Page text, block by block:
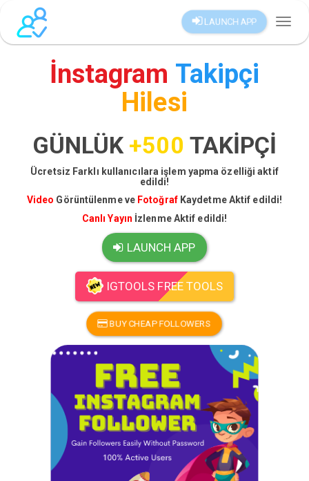
LAUNCH APP
İnstagram Takipçi
Hilesi
GÜNLÜK +500 TAKİPÇİ
Ücretsiz Farklı kullanıcılara işlem yapma özelliği aktif
edildi!
Video Görüntülenme ve Fotoğraf Kaydetme Aktif edildi!
Canlı Yayın İzlenme Aktif edildi!
LAUNCH APP
IGTOOLS FREE TOOLS
BUY CHEAP FOLLOWERS